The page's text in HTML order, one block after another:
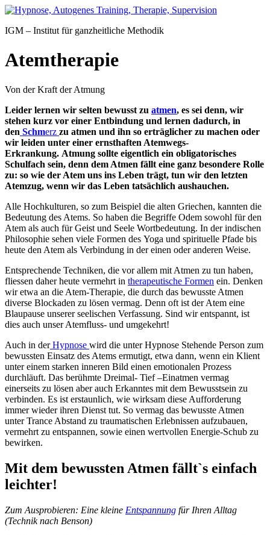
Zum
springen
IGM – Institut für ganzheitliche Methodik
Atemtherapie
Von der Kraft der Atmung
Leider lernen wir selten bewusst zu atmen, es sei denn, wir
stehen kurz vor einer Entbindung und lernen dadurch, in
den Schmerz zu atmen und ihn so erträglicher zu machen oder
wir leiden unter einer ernsthaften Atemwegs-
Erkrankung. Atmung sollte eigentlich ein obligatorisches
Schulfach sein, denn dem Atmen fällt eine ganz besondere Rolle
zu: so wie der Atem uns ins Leben trägt, tun wir den letzten
Atemzug, wenn wir das Leben tatsächlich aushauchen.
Alle Hochkulturen, so zum Beispiel die alten Griechen, kannten die
Bedeutung des Atems. So haben die Begriffe Odem sowohl für den
Atem als auch für Geist und Seele Wortbedeutung. In der indischen
Philosophie sehen viele Formen des Yoga und spirituelle Pfade bis
heute den Atem als Verbindung in der einen oder anderen Weise.
Entsprechende Techniken, die vor allem mit Atmen zu tun haben,
fliessen daher heute vermehrt in therapeutische Formen ein. Denken
wir etwa an die Atem-Therapie, die durch das bewusste Atmen
diverse Blockaden zu lösen vermag. Denn oft ist der Atem eine
Blaupause unserer seelischen Verfassung. Sind wir entspannt, ist
dies auch unser Atemfluss- und umgekehrt!
Auch in derHypnose wird die unter Hypnose Stehende Person zum
bewussten Einsatz des Atems ermutigt, etwa dann, wenn ein Klient
unter einem starken inneren Bild einen emotionalen Prozess
durchläuft. Das berühmte Dreimal- Tief –Einatmen vermag
einerseits zu lösen aber auch Erkanntes mit dem Bewusstsein zu
verbinden. Es ist erstaunlich, wie wirksam diese Aufforderung
immer wieder ihren Dienst tut. So vermag das bewusste Atmen
unter Trance Abstand zu traumatischen Erlebnissen aufzubauen,
vermehrt zu entspannen, sowie einen wertvollen Energie-Schub zu
bewirken.
Mit dem bewussten Atmen fällt`s einfach
leichter!
Zum Ausprobieren: Eine kleine Entspannung für Ihren Alltag
(Technik nach Benson)